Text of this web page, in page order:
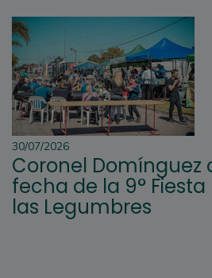
30/07/2026
Coronel Domínguez
fecha de la 9°
las Legumbres